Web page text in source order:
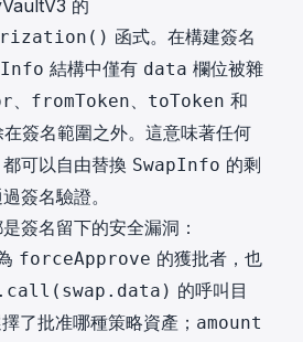
的
函式。在構建簽名
結構中僅有 data 欄位被雜
、 fromToken、 toToken 和
簽名範圍之外。這意味著任何
可以自由替換 SwapInfo 的剩
簽名驗證。
簽名留下的安全漏洞：
forceApprove 的獲批者，也
的呼叫目
了批准哪種策略資產； amount